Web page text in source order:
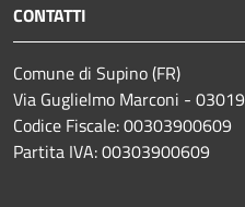
CONTATTI
Comune di Supino (FR)
Via Guglielmo Marconi - 03019
Codice Fiscale: 00303900609
Partita IVA: 00303900609